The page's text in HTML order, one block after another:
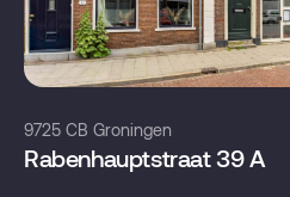
9725 CB Groningen
Rabenhauptstraat 39 A